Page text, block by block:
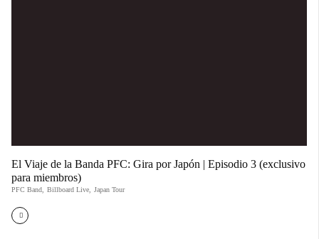
El Viaje de la Banda PFC: Gira por Japón | Episodio 3 (exclusivo
para miembros)
PFC Band Billboard Live Japan Tour